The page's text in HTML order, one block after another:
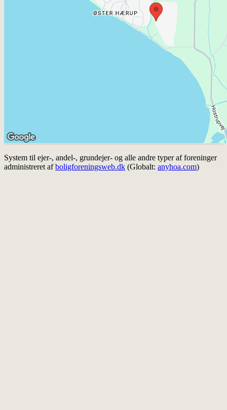
System til ejer-, andel-, grundejer- og alle andre typer af foreninger
administreret afboligforeningsweb.dk (Globalt: anyhoa.com)